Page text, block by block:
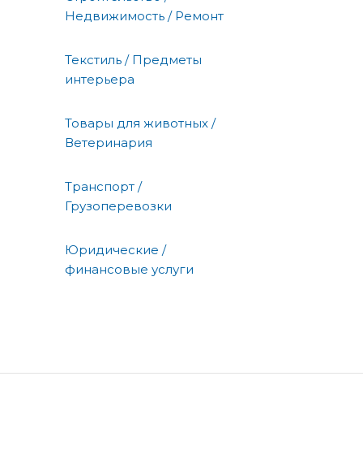
Недвижимость / Ремонт
Текстиль / Предметы
интерьера
Товары для животных /
Ветеринария
Транспорт /
Грузоперевозки
Юридические /
финансовые услуги